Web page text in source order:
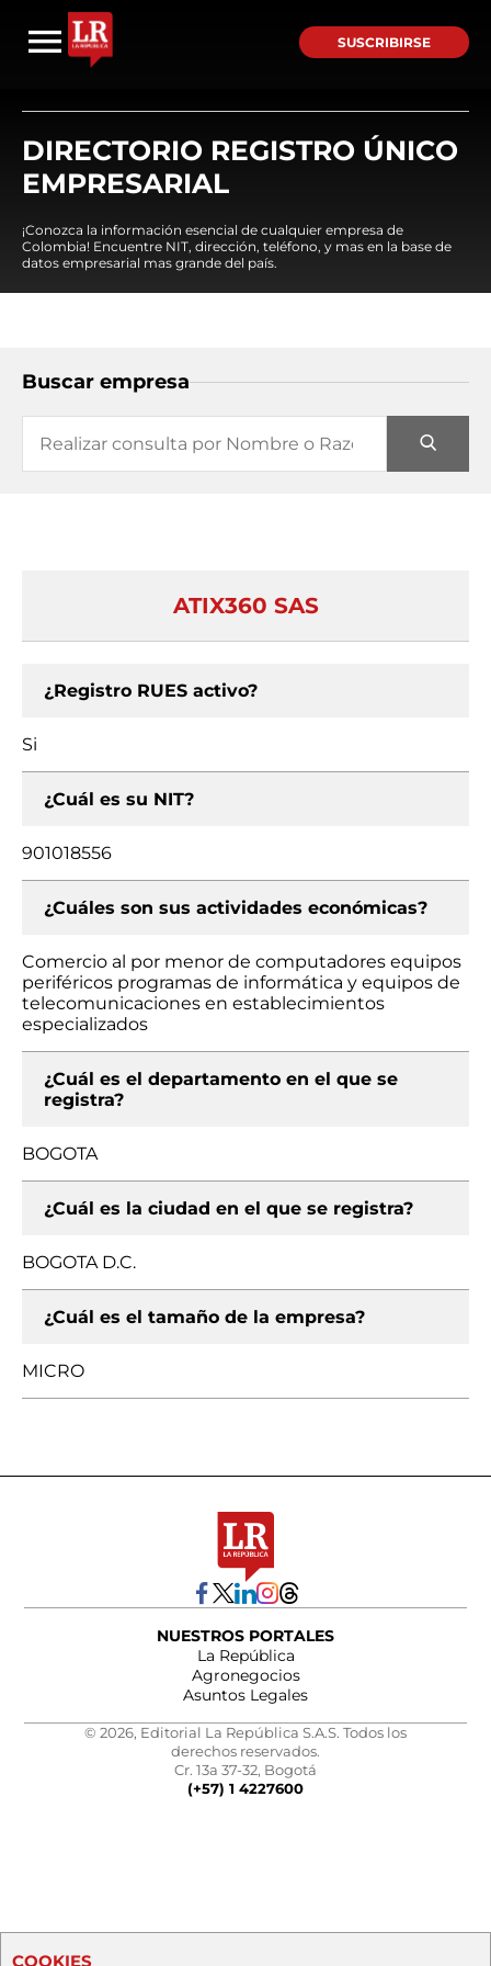
SUSCRIBIRSE
DIRECTORIO REGISTRO ÚNICO
EMPRESARIAL
¡Conozca la información esencial de cualquier empresa de
Colombia! Encuentre NIT, dirección, teléfono, y mas en la base de
datos empresarial mas grande del país.
Buscar empresa
ATIX360 SAS
¿Registro RUES activo?
Si
¿Cuál es su NIT?
901018556
¿Cuáles son sus actividades económicas?
Comercio al por menor de computadores equipos
periféricos programas de informática y equipos de
telecomunicaciones en establecimientos
especializados
¿Cuál es el departamento en el que se
registra?
BOGOTA
¿Cuál es la ciudad en el que se registra?
BOGOTA D.C.
¿Cuál es el tamaño de la empresa?
MICRO
NUESTROS PORTALES
La República
Agronegocios
Asuntos Legales
© 2026, Editorial La República S.A.S. Todos los
derechos reservados.
Cr. 13a 37-32, Bogotá
(+57) 1 4227600
COOKIES